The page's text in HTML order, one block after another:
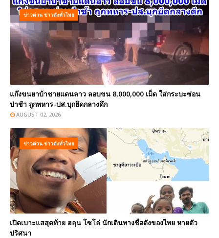
ข่าวด่วน ข่าวดังทั่วไทย
แก๊งขนยาบ้าชายแดนลาว ลอบขน 8,000,000 เม็ด ใส่กระบะซ่อน
ป่าช้า ถูกทหาร-ปส.บุกยึดกลางดึก
AUGUST 02, 2026
ข่าวด่วน ข่าวดังทั่วไทย
เปิดเบาะแสสุดท้าย ฮลุน โซโล่ นักเดินทางชื่อดังของไทย หายตัว
ปริศนา